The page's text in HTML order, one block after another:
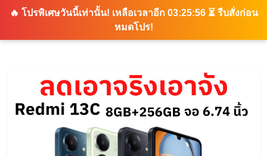
🔥 โปรพิเศษวันนี้เท่านั้น! เหลือเวลาอีก 03:25:55⏳ รีบสั่งก่อน
หมดโปร!